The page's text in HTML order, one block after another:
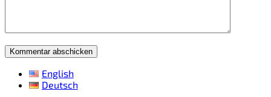
English
Deutsch